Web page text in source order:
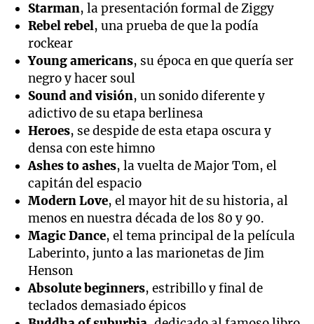
Starman, la presentación formal de Ziggy
Rebel rebel, una prueba de que la podía
rockear
Young americans, su época en que quería ser
negro y hacer soul
Sound and visión, un sonido diferente y
adictivo de su etapa berlinesa
Heroes, se despide de esta etapa oscura y
densa con este himno
Ashes to ashes, la vuelta de Major Tom, el
capitán del espacio
Modern Love, el mayor hit de su historia, al
menos en nuestra década de los 80 y 90.
Magic Dance, el tema principal de la película
Laberinto, junto a las marionetas de Jim
Henson
Absolute beginners, estribillo y final de
teclados demasiado épicos